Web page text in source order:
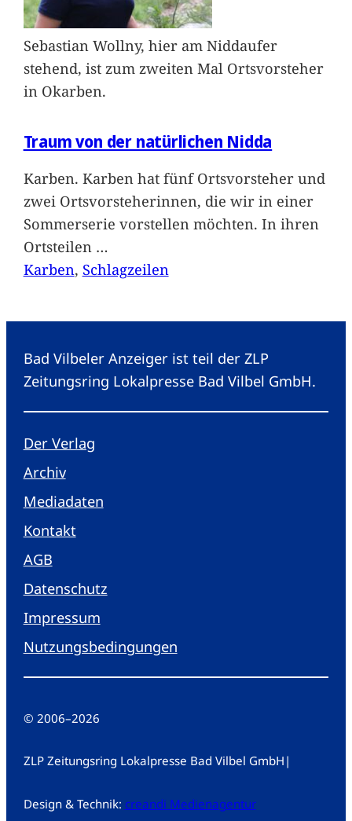
Sebastian Wollny, hier am Niddaufer
stehend, ist zum zweiten Mal Ortsvorsteher
in Okarben.
Traum von der natürlichen Nidda
Karben. Karben hat fünf Ortsvorsteher und
zwei Ortsvorsteherinnen, die wir in einer
Sommerserie vorstellen möchten. In ihren
Ortsteilen …
Karben, Schlagzeilen
Bad Vilbeler Anzeiger ist teil der ZLP
Zeitungsring Lokalpresse Bad Vilbel GmbH.
Der Verlag
Archiv
Mediadaten
Kontakt
AGB
Datenschutz
Impressum
Nutzungsbedingungen
© 2006–2026
ZLP Zeitungsring Lokalpresse Bad Vilbel GmbH |
Design & Technik: creandi Medienagentur